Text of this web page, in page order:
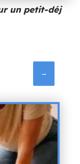
un petit-déj